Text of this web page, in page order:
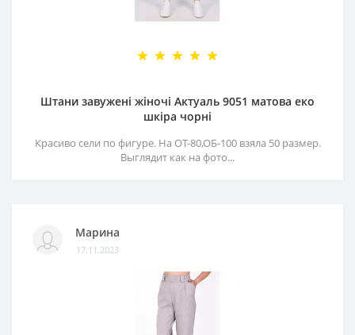
Штани завужені жіночі Актуаль 9051 матова еко
шкіра чорні
Красиво сели по фигуре. На ОТ-80,ОБ-100 взяла 50 размер.
Выглядит как на фото...
Марина
17.11.2023